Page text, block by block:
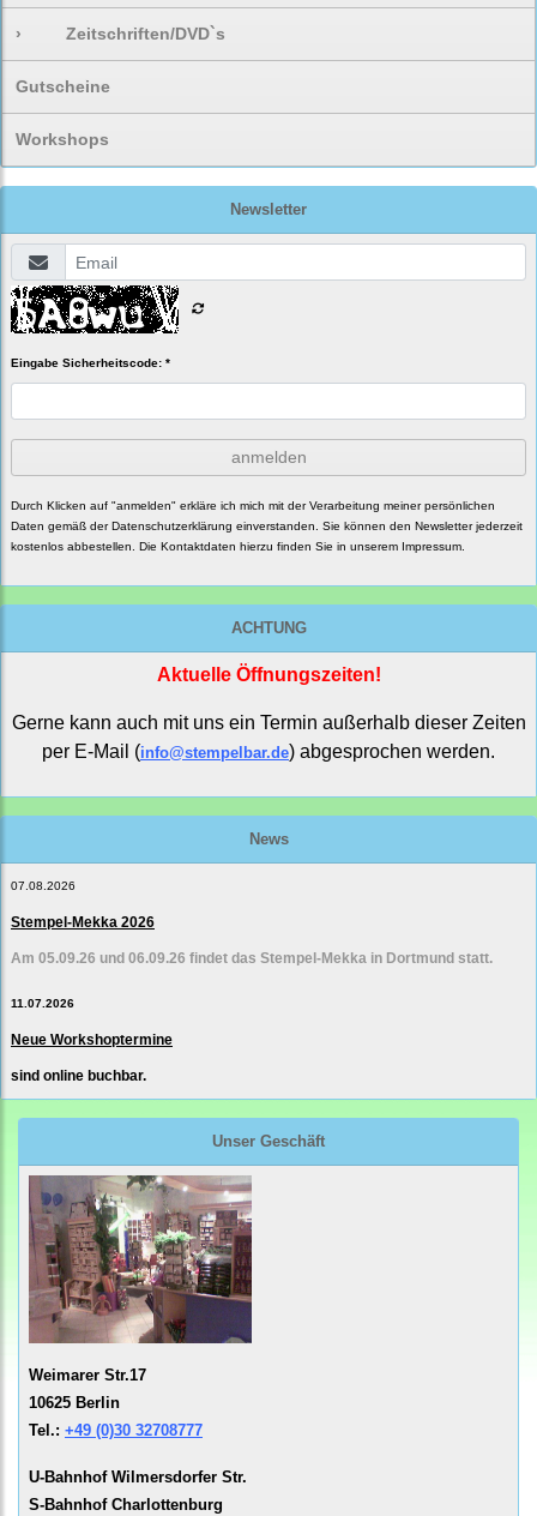
› Zeitschriften/DVD`s
Gutscheine
Workshops
Newsletter
Eingabe Sicherheitscode: *
anmelden
Durch Klicken auf "anmelden" erkläre ich mich mit der Verarbeitung meiner persönlichen
Daten gemäß derDatenschutzerklärung einverstanden. Sie können den Newsletter jederzeit
kostenlos abbestellen. Die Kontaktdaten hierzu finden Sie in unserem Impressum.
ACHTUNG
Aktuelle Öffnungszeiten!
Gerne kann auch mit uns ein Termin außerhalb dieser Zeiten
per E-Mail (info@stempelbar.de) abgesprochen werden.
News
07.08.2026
Stempel-Mekka 2026
Am 05.09.26 und 06.09.26 findet das Stempel-Mekka in Dortmund statt.
11.07.2026
Neue Workshoptermine
sind online buchbar.
Unser Geschäft
Weimarer Str.17
10625 Berlin
Tel.: +49 (0)30 32708777
U-Bahnhof Wilmersdorfer Str.
S-Bahnhof Charlottenburg